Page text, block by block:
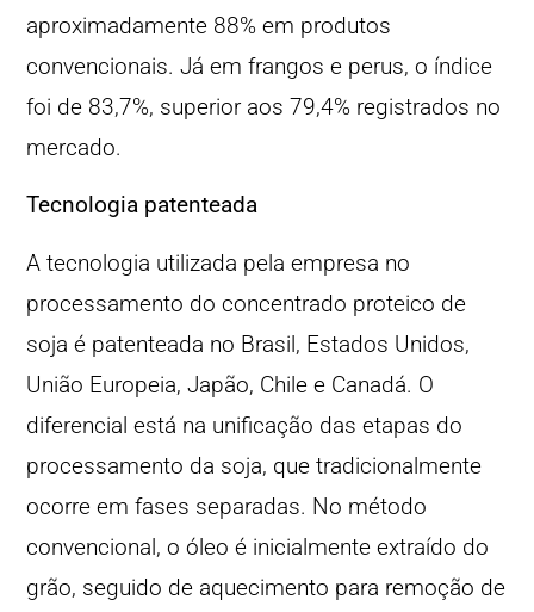
aproximadamente 88% em produtos
convencionais. Já em frangos e perus, o índice
foi de 83,7%, superior aos 79,4% registrados no
mercado.
Tecnologia patenteada
A tecnologia utilizada pela empresa no
processamento do concentrado proteico de
soja é patenteada no Brasil, Estados Unidos,
União Europeia, Japão, Chile e Canadá. O
diferencial está na unificação das etapas do
processamento da soja, que tradicionalmente
ocorre em fases separadas. No método
convencional, o óleo é inicialmente extraído do
grão, seguido de aquecimento para remoção de